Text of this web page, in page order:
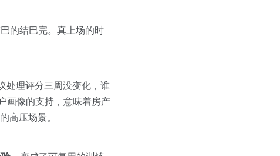
的结巴完。真上场的时
处理评分三周没变化，谁
画像的支持，意味着房产
高压场景。